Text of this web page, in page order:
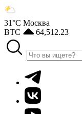
31°С Москва
BTC
64,512.23